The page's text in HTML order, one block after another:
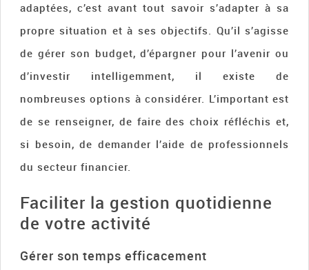
adaptées, c’est avant tout savoir s’adapter à sa
propre situation et à ses objectifs. Qu’il s’agisse
de gérer son budget, d’épargner pour l’avenir ou
d’investir intelligemment, il existe de
nombreuses options à considérer. L’important est
de se renseigner, de faire des choix réfléchis et,
si besoin, de demander l’aide de professionnels
du secteur financier.
Faciliter la gestion quotidienne
de votre activité
Gérer son temps efficacement